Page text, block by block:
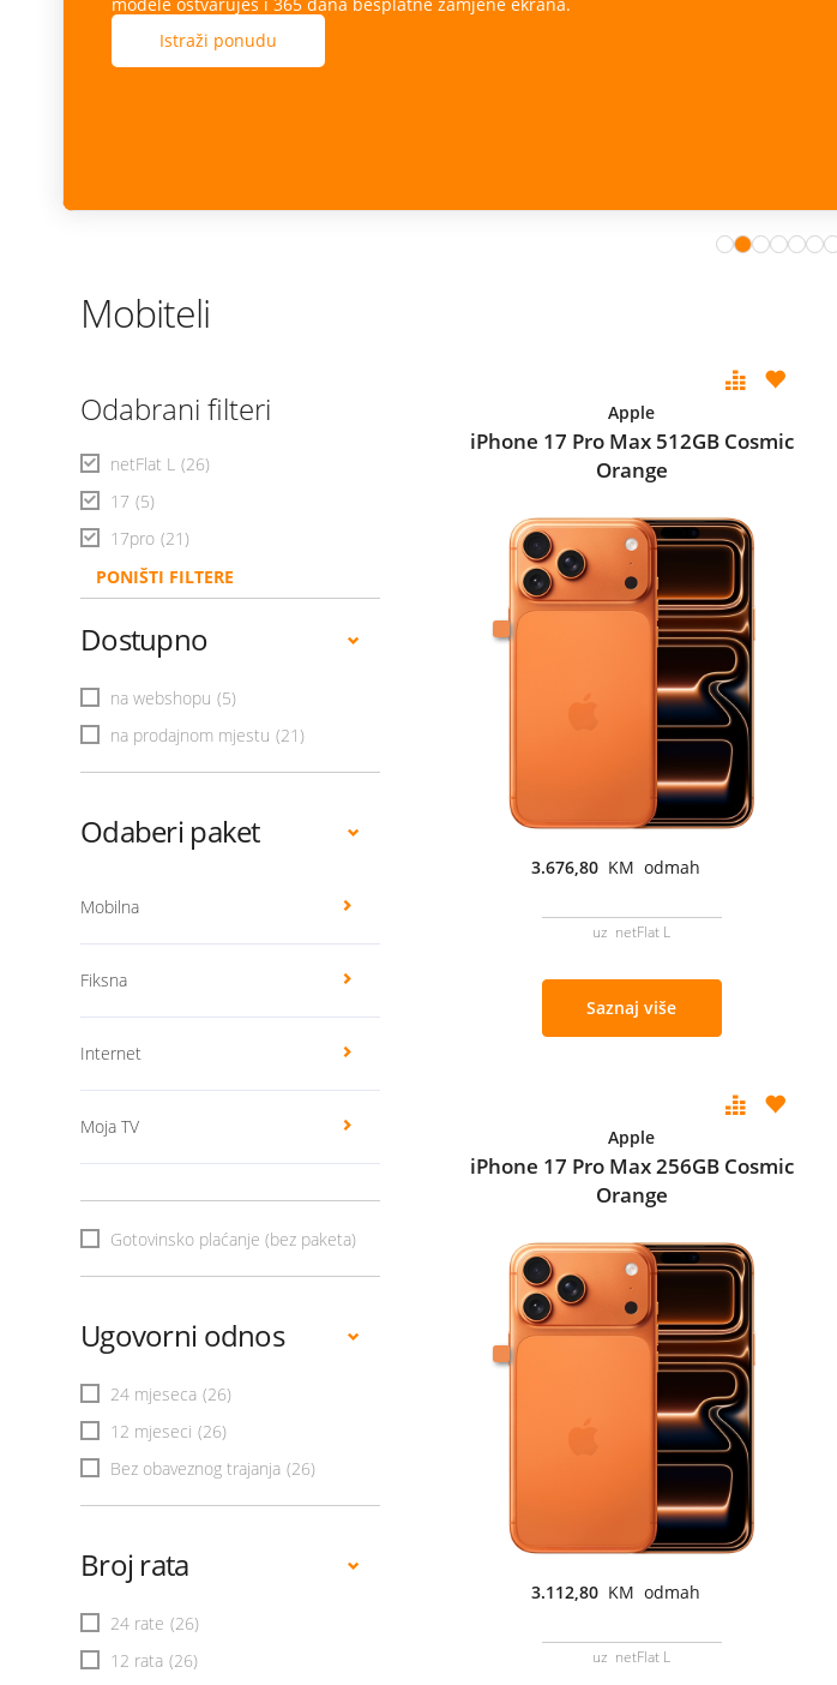
Istraži ponudu
Mobiteli
Odabrani filteri
netFlat L (26)
17 (5)
17pro (21)
PONIŠTI FILTERE
Dostupno
na webshopu (5)
na prodajnom mjestu (21)
Odaberi paket
Mobilna
Fiksna
Internet
Moja TV
Gotovinsko plaćanje (bez paketa)
Ugovorni odnos
24 mjeseca (26)
12 mjeseci (26)
Bez obaveznog trajanja (26)
Broj rata
24 rate (26)
12 rata (26)
Apple
iPhone 17 Pro Max 512GB Cosmic
Orange
3.676,80 KM odmah
uz netFlat L
Saznaj više
Apple
iPhone 17 Pro Max 256GB Cosmic
Orange
3.112,80 KM odmah
uz netFlat L